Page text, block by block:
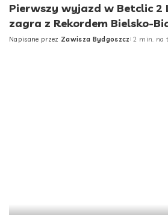
Pierwszy wyjazd w Betclic 2
zagra z Rekordem Bielsko-
Posted
Napisane przez Zawisza Bydgoszcz 2 min. na